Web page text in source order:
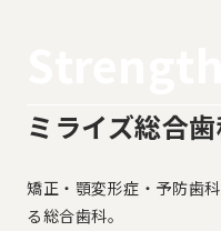
ミライズ総合
矯正・顎変形症・予防歯
る総合歯科。